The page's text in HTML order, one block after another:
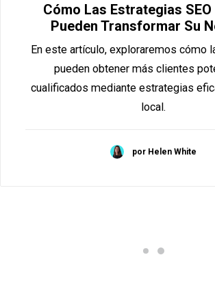
Cómo Las Estrategias
Pueden Transformar Su
En este artículo, exploraremos cómo
pueden obtener más clientes
cualificados mediante estrategias
local.
por Helen White